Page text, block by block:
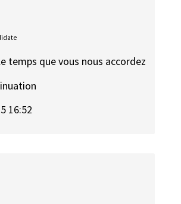
temps que vous nous accordez
16:52